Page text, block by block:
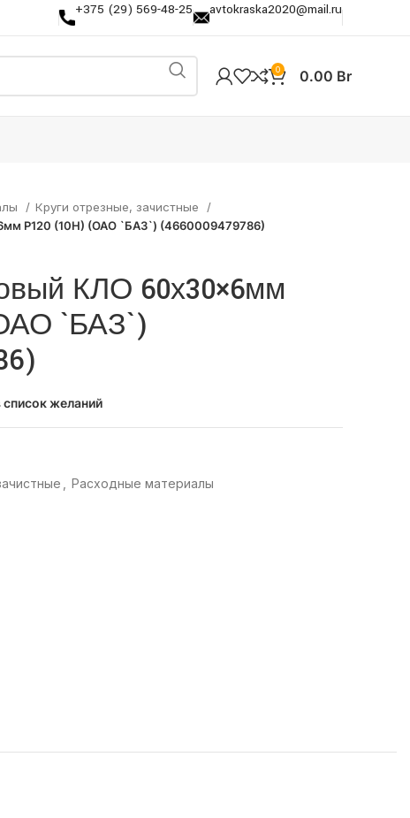
+375 (29) 569-48-25 avtokraska2020@mail.ru
0 0.00 Br
Круги отрезные, зачистные
Р120 (10Н) (ОАО `БАЗ`) (4660009479786)
КЛО 60х30×6мм
`БАЗ`)
список желаний
Расходные материалы